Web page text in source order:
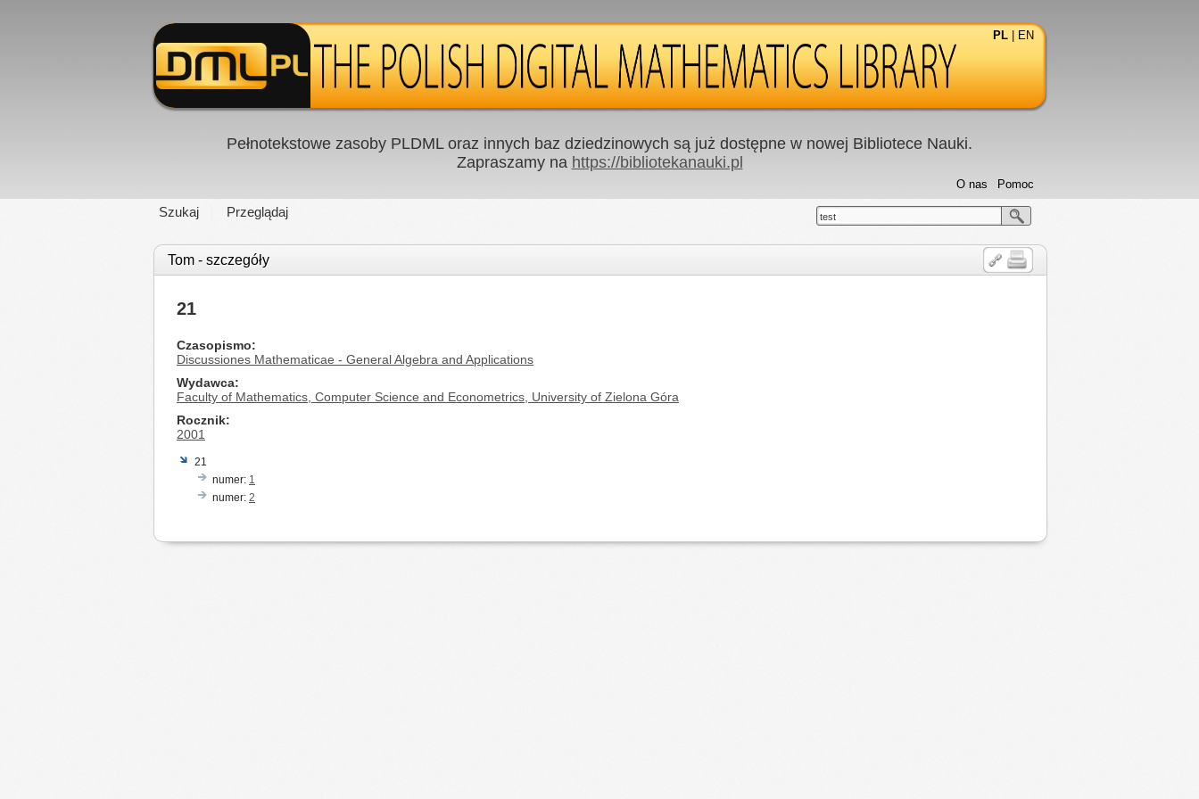
PL EN
Pełnotekstowe zasoby PLDML oraz innych baz dziedzinowych są już dostępne w nowej Bibliotece Nauki.
Zapraszamy na https://bibliotekanauki.pl
Szukaj Przeglądaj
Pomoc
O nas
test
Tom - szczegóły
21
Czasopismo
Discussiones Mathematicae - General Algebra and Applications
Wydawca
Faculty of Mathematics, Computer Science and Econometrics, University of Zielona Góra
Rocznik
2001
21
numer: 1
numer: 2